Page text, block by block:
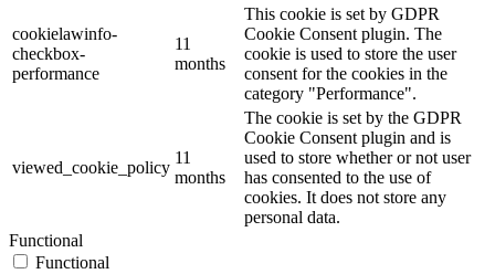
cookielawinfo-
checkbox-
performance
11
months
This cookie is set by GDPR
Cookie Consent plugin. The
cookie is used to store the user
consent for the cookies in the
category "Performance".
viewed_cookie_policy
11
months
The cookie is set by the GDPR
Cookie Consent plugin and is
used to store whether or not user
has consented to the use of
cookies. It does not store any
personal data.
Functional
Functional